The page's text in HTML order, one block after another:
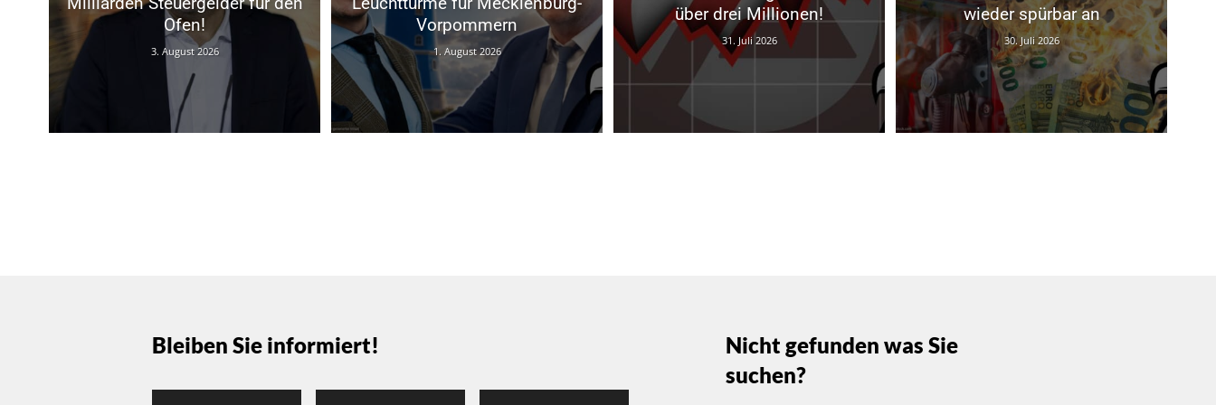
Ofen!
3. August 2026
Vorpommern
1. August 2026
über drei Millionen!
31. Juli 2026
wieder spürbar an
30. Juli 2026
Bleiben Sie informiert!
Nicht gefunden was Sie
suchen?